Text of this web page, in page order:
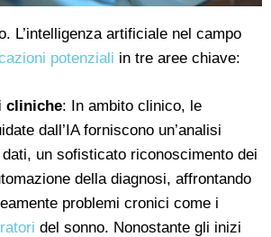
L’intelligenza artificiale nel campo
potenziali in tre aree chiave:
cliniche: In ambito clinico, le
dall’IA forniscono un’analisi
un sofisticato riconoscimento dei
della diagnosi, affrontando
problemi cronici come i
del sonno. Nonostante gli inizi